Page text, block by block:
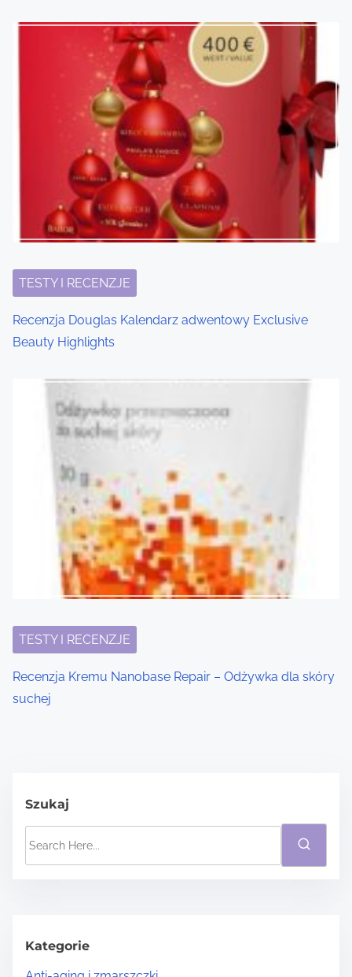
TESTY I RECENZJE
Recenzja Douglas Kalendarz adwentowy Exclusive
Beauty Highlights
TESTY I RECENZJE
Recenzja Kremu Nanobase Repair – Odżywka dla skóry
suchej
Szukaj
h
H
Kategorie